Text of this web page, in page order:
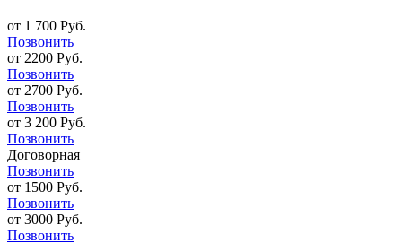
от 1 700 Руб.
Позвонить
от 2200 Руб.
Позвонить
от 2700 Руб.
Позвонить
от 3 200 Руб.
Позвонить
Договорная
Позвонить
от 1500 Руб.
Позвонить
от 3000 Руб.
Позвонить